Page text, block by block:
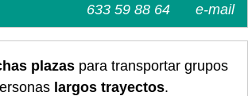
e-mail
633 59 88 64
plazaspara transportar grupos
largos trayectos.